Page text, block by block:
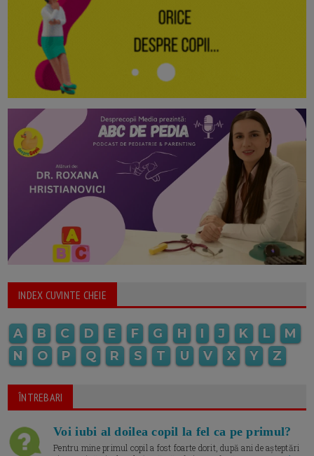
INDEX CUVINTE CHEIE
A B C D E F G H I J K L
M
N
O P Q R S T U V X Y Z
ÎNTREBARI
Voi iubi al doilea copil la fel ca pe primul?
Pentru mine primul copil a fost foarte dorit, după ani de așteptări